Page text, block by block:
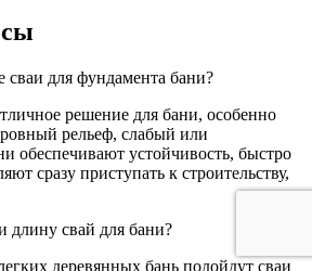
для фундамента бани?
решение для бани, особенно
рельеф, слабый или
обеспечивают устойчивость, быстро
сразу приступать к строительству,
длину свай для бани?
деревянных бань подойдут сваи